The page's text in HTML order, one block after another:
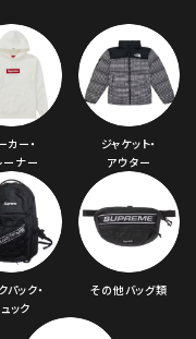
カー・
ーナー
ジャケット・
アウター
パック・
ック
その他バッグ類